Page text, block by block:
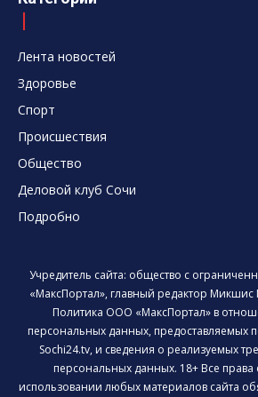
Лента новостей
Здоровье
Спорт
Происшествия
Общество
Деловой клуб Сочи
Подробно
Учредитель сайта: общество с
«МаксПортал», главный редактор
Политика ООО «МаксПортал» в
персональных данных, предоставляемых
Sochi24.tv, и сведения о реализуемых
персональных данных. 18+ Все
использовании любых материалов сайта